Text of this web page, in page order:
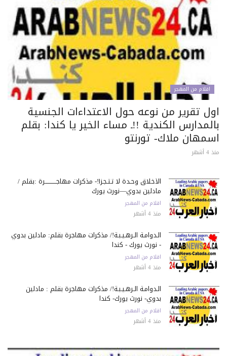
اقلام من المهجر
تقرير من نوعه حول الاعتداءات الجنسية
الكندية !!ـ مساء الخير يا كندا: بقلم
ملاك- تورنتو
الأخلاق وحـدة لا تـتـجـزأ!- مذكرات مهاجـــــــــــرة :بقلم /
مادلين بدوي—نورث يورك
اقلام من المهجر
منذ 4 أشهر
الـدوامـة الـرهـيـبـة!/ مذكرات مهاجرة بقلم: مادلين بدوي
- نورث يورك - كندا
اقلام من المهجر
منذ 4 أشهر
الـدوامـة الـرهـيـبـة!/ مذكرات مهاجرة بقلم : مادلين
بدوي- نورث يورك- كندا
اقلام من المهجر
منذ 4 أشهر